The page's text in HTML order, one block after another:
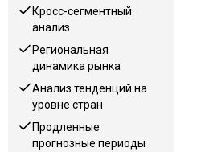
Кросс-сегментный
анализ
Региональная
динамика рынка
Анализ тенденций на
уровне стран
Продленные
прогнозные периоды